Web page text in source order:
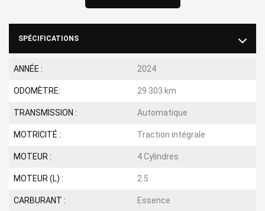
SPÉCIFICATIONS
ANNÉE : 2024
ODOMÈTRE: 29 303 km
TRANSMISSION : Automatique
MOTRICITÉ : Traction intégrale
MOTEUR : 4 Cylindres
MOTEUR (L) : 2.5
CARBURANT : Essence